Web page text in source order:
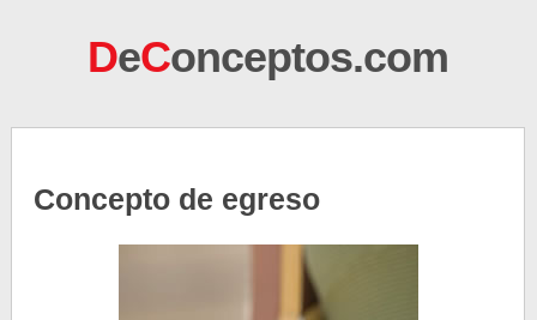
DeConceptos.com
Concepto de egreso